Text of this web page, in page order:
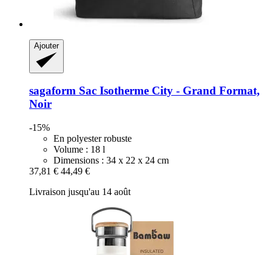
Ajouter
sagaform Sac Isotherme City -​ Grand Format,
Noir
-15%
En polyester robuste
Volume : 18 l
Dimensions : 34 x 22 x 24 cm
37,81 € 44,49 €
Livraison jusqu'au 14 août